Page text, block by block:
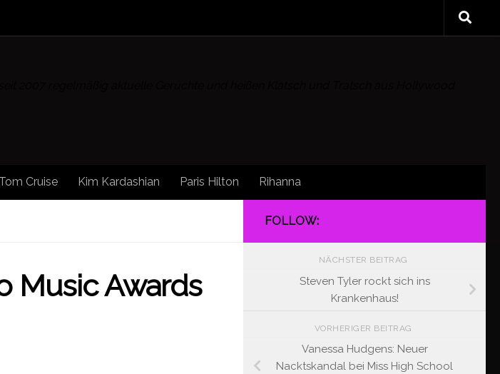
Tom Cruise Kim Kardashian Paris Hilton Rihanna
Music Awards
FOLLOW:
NÄCHSTER BEITRAG
Steven Tyler rockt sich ins
Krankenhaus!
VORHERIGER BEITRAG
Vanessa Hudgens: Neuer
Nacktskandal bei Miss High School